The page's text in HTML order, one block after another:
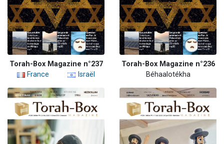
Torah-Box Magazine n°237
France
Israël
Torah-Box Magazine n°236
Béhaalotékha